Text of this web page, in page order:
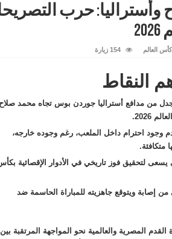
وأستراليا: حرب
كأس العالم 154 زيارة
النقاط
من مدافع أستراليا جوردن بوس تجاه محمد صلاح
2026.
وجود احترام داخل الملعب، رغم وجوده خارجه،
متكافئة.
يسعى لتحقيق فوز تاريخي في الأدوار الإقصائية
إصابة ويتوقع جاهزيته للمباراة الحاسمة ضد
المصرية والعالمية نحو المواجهة المرتقبة بين